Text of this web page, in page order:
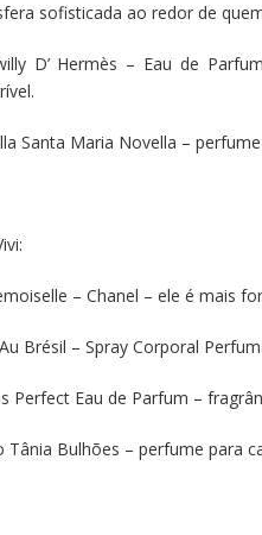
sofisticada ao redor de
D’ Hermès – Eau de
Santa Maria Novella –
– Chanel – ele é mais
Au Brésil – Spray Corporal
Perfect Eau de Parfum –
Tânia Bulhões – perfume para